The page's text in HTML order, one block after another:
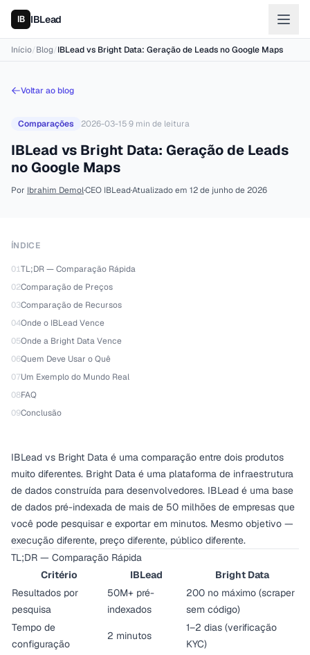
IBLead
Início/Blog/IBLead vs Bright Data: Geração de Leads no Google Maps
Voltar ao blog
Comparações 2026-03-15·9 min de leitura
IBLead vs Bright Data: Geração de Leads
no Google Maps
Por Ibrahim Demol·CEO IBLead·Atualizado em 12 de junho de 2026
ÍNDICE
01TL;DR — Comparação Rápida
02Comparação de Preços
03Comparação de Recursos
04Onde o IBLead Vence
05Onde a Bright Data Vence
06Quem Deve Usar o Quê
07Um Exemplo do Mundo Real
08FAQ
09Conclusão
IBLead vs Bright Data é uma comparação entre dois produtos
muito diferentes. Bright Data é uma plataforma de infraestrutura
de dados construída para desenvolvedores. IBLead é uma base
de dados pré-indexada de mais de 50 milhões de empresas que
você pode pesquisar e exportar em minutos. Mesmo objetivo —
execução diferente, preço diferente, público diferente.
TL;DR — Comparação Rápida
Critério
IBLead
Bright Data
Resultados por
pesquisa
50M+ pré-
indexados
200 no máximo (scraper
sem código)
Tempo de
configuração
2 minutos
1–2 dias (verificação
KYC)